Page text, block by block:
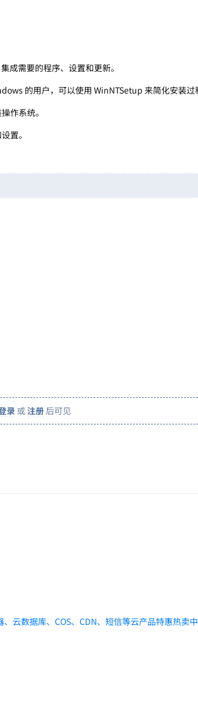
成需要的程序、设置和更新。
的用户，可以使用 WinNTSetup 来简化安装过
作系统。
置。
录 或注册 后可见
云数据库、COS、CDN、短信等云产品特惠热卖中